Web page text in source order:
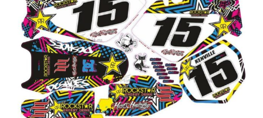
товара.